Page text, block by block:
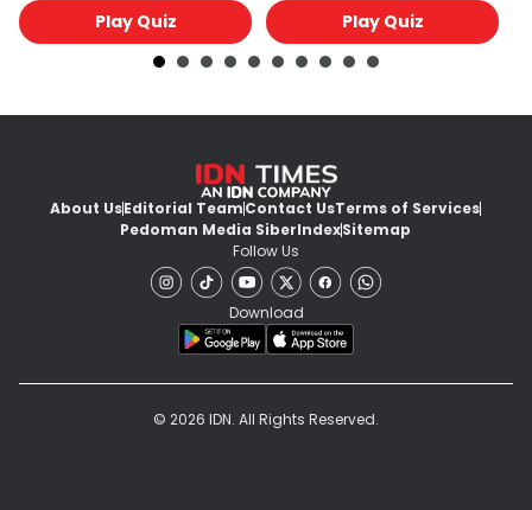
Play Quiz Play Quiz
About UsEditorial TeamContact UsTerms of Services
Pedoman Media SiberIndexSitemap
Follow Us
Download
© 2026 IDN. All Rights Reserved.